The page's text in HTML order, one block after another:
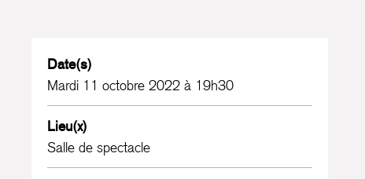
Date(s)
Mardi 11 octobre 2022 à 19h30
Lieu(x)
Salle de spectacle